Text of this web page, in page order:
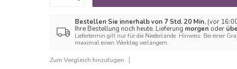
Bestellen Sie innerhalb von 7 Std. 20 Min. (vor
Ihre Bestellung noch heute. Lieferung morgen oder
Liefertermin gilt nur für die Niederlande. Hinweis: Bei einer
maximal einen Werktag verlängern.
Zum Vergleich hinzufügen